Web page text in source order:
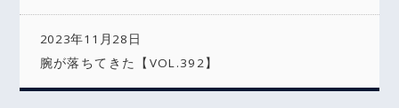
2023年11月28日
腕が落ちてきた【VOL.392】